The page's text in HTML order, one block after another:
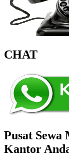
CHAT
Pusat
Kantor